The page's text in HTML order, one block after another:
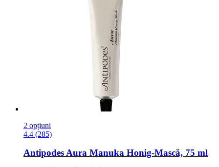
2 opțiuni
4.4 (285)
AntipodesAura Manuka Honig-​Mască, 75 ml